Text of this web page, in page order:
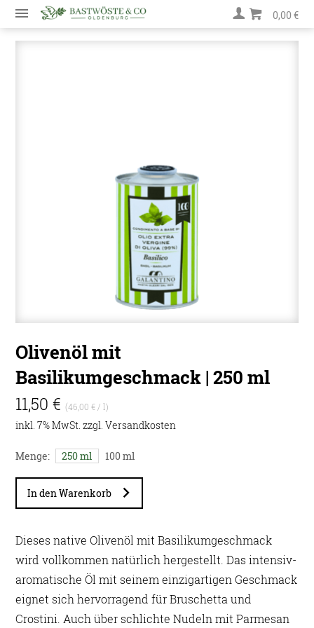
0,00 €
Olivenöl mit
Basilikumgeschmack | 250 ml
11,50 €(46,00 € / l)
inkl. 7% MwSt. zzgl.Versandkosten
Menge: 250 ml 100 ml
In den Warenkorb
Dieses native Olivenöl mit Basilikumgeschmack
wird vollkommen natürlich hergestellt. Das intensiv-
aromatische Öl mit seinem einzigartigen Geschmack
eignet sich hervorragend für Bruschetta und
Crostini. Auch über schlichte Nudeln mit Parmesan